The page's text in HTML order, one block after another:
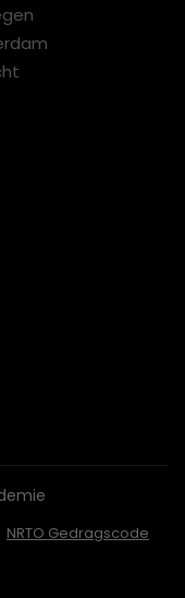
NRTO Gedragscode